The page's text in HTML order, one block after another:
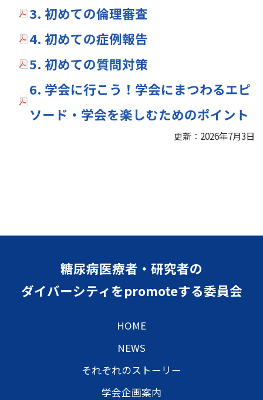
3. 初めての倫理審査
4. 初めての症例報告
5. 初めての質問対策
6. 学会に行こう！学会にまつわるエピ
ソード・学会を楽しむためのポイント
更新：2026年7月3日
糖尿病医療者・研究者の
ダイバーシティをpromoteする委員会
HOME
NEWS
それぞれのストーリー
学会企画案内